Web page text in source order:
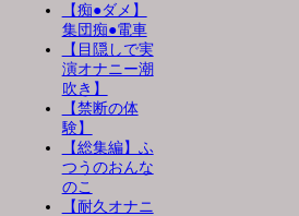
【痴●ダメ】
集団痴●電車
【目隠しで実
演オナニー潮
吹き】
【禁断の体
験】
【総集編】ふ
つうのおんな
のこ
【耐久オナニ